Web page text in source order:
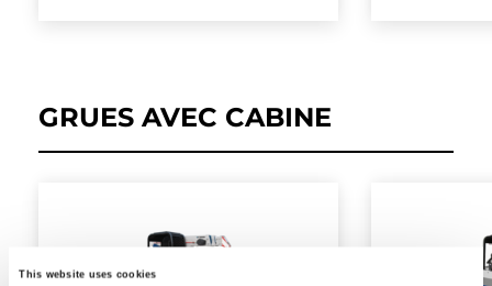
This website uses cookies
GRUES AVEC CABINE